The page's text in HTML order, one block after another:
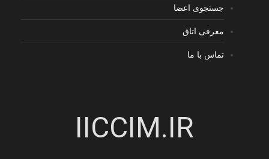
جستجوی اعضا
معرفی اتاق
تماس با ما
IICCIM.IR